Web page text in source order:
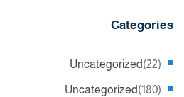
Categories
Uncategorized (22)
Uncategorized (180)